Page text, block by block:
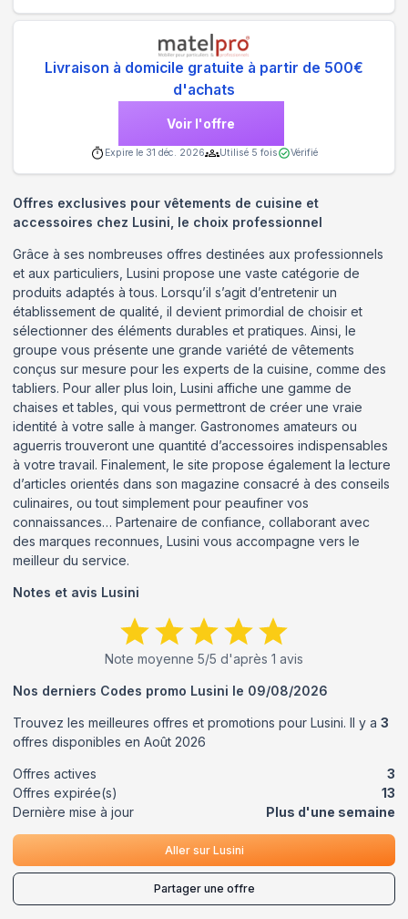
Livraison à domicile gratuite à partir de 500€
d'achats
Voir l'offre
Expire le 31 déc. 2026 Utilisé 5 fois Vérifié
Offres exclusives pour vêtements de cuisine et
accessoires chez Lusini, le choix professionnel
Grâce à ses nombreuses offres destinées aux professionnels
et aux particuliers, Lusini propose une vaste catégorie de
produits adaptés à tous. Lorsqu’il s’agit d’entretenir un
établissement de qualité, il devient primordial de choisir et
sélectionner des éléments durables et pratiques. Ainsi, le
groupe vous présente une grande variété de vêtements
conçus sur mesure pour les experts de la cuisine, comme des
tabliers. Pour aller plus loin, Lusini affiche une gamme de
chaises et tables, qui vous permettront de créer une vraie
identité à votre salle à manger. Gastronomes amateurs ou
aguerris trouveront une quantité d’accessoires indispensables
à votre travail. Finalement, le site propose également la lecture
d’articles orientés dans son magazine consacré à des conseils
culinaires, ou tout simplement pour peaufiner vos
connaissances… Partenaire de confiance, collaborant avec
des marques reconnues, Lusini vous accompagne vers le
meilleur du service.
Notes et avis Lusini
Note moyenne 5/5 d'après 1 avis
Nos derniers Codes promo Lusini le 09/08/2026
Trouvez les meilleures offres et promotions pour Lusini. Il y a 3
offres disponibles en Août 2026
Offres actives
3
Offres expirée(s)
13
Dernière mise à jour
Plus d'une semaine
Aller sur Lusini
Partager une offre